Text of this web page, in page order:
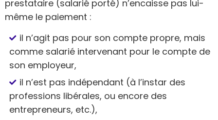
prestataire (salarié porté) n’encaisse pas lui-
même le paiement :
il n’agit pas pour son compte propre, mais
comme salarié intervenant pour le compte de
son employeur,
il n’est pas indépendant (à l’instar des
professions libérales, ou encore des
entrepreneurs, etc.),